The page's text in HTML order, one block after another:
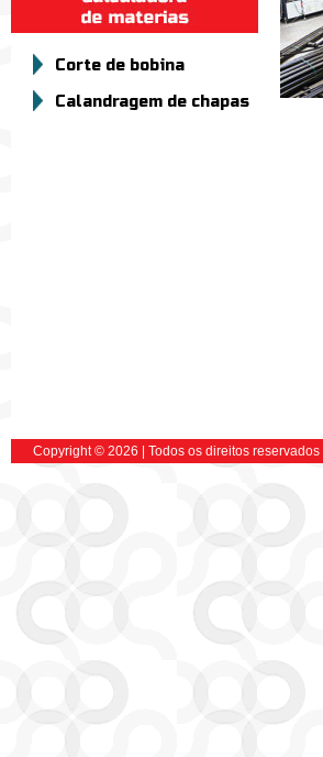
Corte de bobina
Calandragem de chapas
Copyright © 2026 | Todos os direitos reservados |